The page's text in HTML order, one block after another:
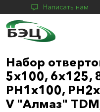
Написать нам
Набор
5х100, 6х125,
PH1х100,
V "Алмаз"